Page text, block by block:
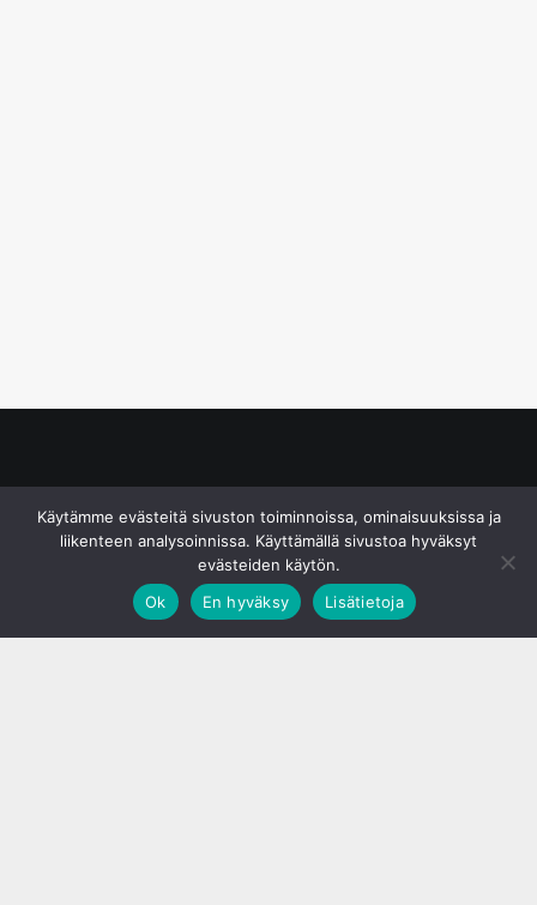
Käytämme evästeitä sivuston toiminnoissa, ominaisuuksissa ja
liikenteen analysoinnissa. Käyttämällä sivustoa hyväksyt
evästeiden käytön.
Ok
En hyväksy Lisätietoja